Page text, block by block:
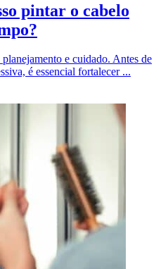
pintar o cabelo
e cuidado. Antes de
é essencial fortalecer ...